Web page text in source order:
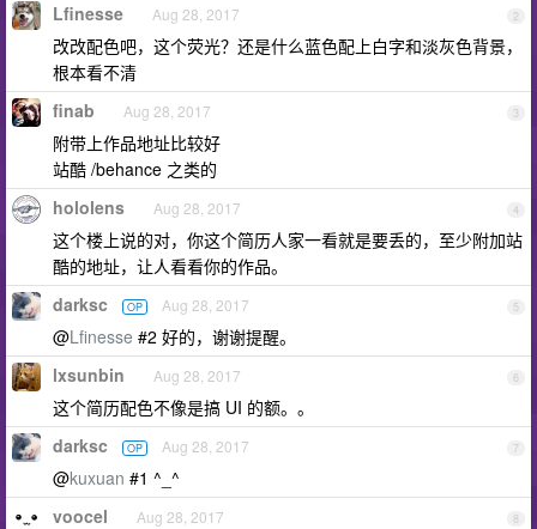
2
Lfinesse Aug 28, 2017
改改配色吧，这个荧光？还是什么蓝色配上白字和淡灰色背景，
根本看不清
3
finab Aug 28, 2017
附带上作品地址比较好
站酷 /behance 之类的
4
hololens Aug 28, 2017
这个楼上说的对，你这个简历人家一看就是要丢的，至少附加站
酷的地址，让人看看你的作品。
5
darksc OP Aug 28, 2017
@Lfinesse #2 好的，谢谢提醒。
6
lxsunbin Aug 28, 2017
这个简历配色不像是搞 UI 的额。。
7
darksc OP Aug 28, 2017
@kuxuan #1 ^_^
8
voocel Aug 28, 2017